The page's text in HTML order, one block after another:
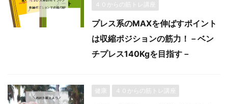
４０からの筋トレ講座
プレス系のMAXを伸ばすポイント
は収縮ポジションの筋力！－ベン
チプレス140Kgを目指す－
健康 ４０からの筋トレ講座